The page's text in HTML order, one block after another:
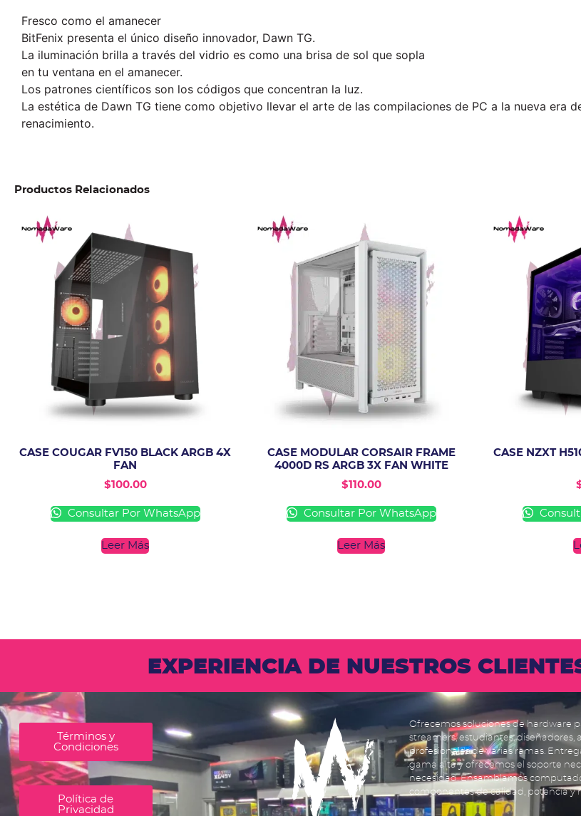
Fresco como el amanecer
BitFenix presenta el único diseño innovador, Dawn TG.
La iluminación brilla a través del vidrio es como una brisa de sol que sopla
en tu ventana en el amanecer.
Los patrones científicos son los códigos que concentran la luz.
La estética de Dawn TG tiene como objetivo llevar el arte de las compilaciones de PC a la nueva era
renacimiento.
Productos Relacionados
CASE COUGAR FV150 BLACK ARGB 4X
FAN
$100.00
Consultar Por WhatsApp
Leer Más
CASE MODULAR CORSAIR FRAME
4000D RS ARGB 3X FAN WHITE
$110.00
Consultar Por WhatsApp
Leer Más
CASE NZXT
EXPERIENCIA DE NUESTROS
Términos y
Condiciones
Política de
Privacidad
Ofrecemos soluciones de hardware
streamers, estudiantes, diseñadores,
profesionales de varias ramas.
gama alta y ofrecemos el soporte
necesidad. Ensamblamos
componentes de calidad, potencia y